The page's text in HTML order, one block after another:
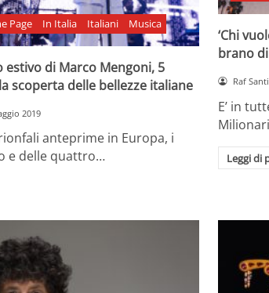
Page In Italia Italiani Musica
di Marco Mengoni, 5
scoperta delle bellezze italiane
2019
anteprime in Europa, i
e delle quattro…
‘Chi
brano
Raf
E’ in
Leggi di